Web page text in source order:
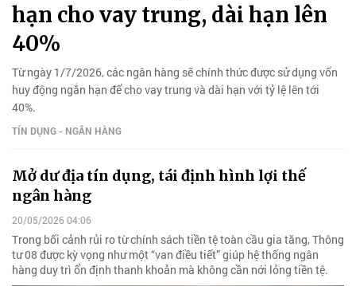
hạn cho vay trung, dài hạn lên
40%
Từ ngày 1/7/2026, các ngân hàng sẽ chính thức được sử dụng vốn
huy động ngắn hạn để cho vay trung và dài hạn với tỷ lệ lên tới
40%.
TÍN DỤNG - NGÂN HÀNG
Mở dư địa tín dụng, tái định hình lợi thế
ngân hàng
20/05/2026 04:06
Trong bối cảnh rủi ro từ chính sách tiền tệ toàn cầu gia tăng, Thông
tư 08 được kỳ vọng như một “van điều tiết” giúp hệ thống ngân
hàng duy trì ổn định thanh khoản mà không cần nới lỏng tiền tệ.